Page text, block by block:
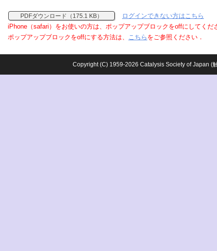
PDFダウンロード（175.1 KB）
ログインできない方はこちら
iPhone（safari）をお使いの方は、ポップアップブロックをoffにしてくだ
ポップアップブロックをoffにする方法は、 こちら をご参照ください．
Copyright (C) 1959-2026 Catalysis Society of Japan (